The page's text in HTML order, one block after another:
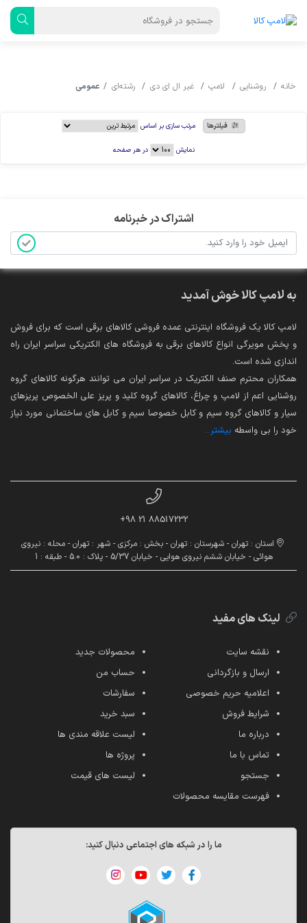
خانه روشنایی لامپ غیر ال ای دی رشته‌ای عمومی
فیلترها مرتب سازی بر اساس
نمایش در هر صفحه
اشتراک در خبرنامه
به لامپ کالا خوش آمدید
لامپ کالا یک فروشگاه اینترنتی عمده فروشی کالاهای برقی است که برای فروش
و پخش مویرگی انواع کالاهای برقی به فروشگاه های الکتریکی سراسر ایران راه
اندازی شده است.
همکاران محترم صنف الکتریک در سراسر ایران می توانند هرگونه کالاهای گروه
روشنایی اعم از لامپ و چراغ، کالاهای گروه کلید و پریز علی الخصوص پریزهای
سیار و کالاهای گروه سیم و کابل خصوصا سیم و کابل های ساختمانی مورد نیاز
خود را بی واسطه بیشتر...
88517232 21 98+
استان : تهران - شهرستان : تهران - بخش : مرکزی - شهر : تهران - محله : نیروی
هوائی - خیابان ششم نیروی هوایی - خیابان 5/37 - پلاک : 5.0 - طبقه : 1
لینک های مفید
نقشه سایت
ارسال و بازگردانی
اعلامیه حریم خصوصی
شرایط فروش
درباره ما
تماس با ما
جستجو
فهرست مقایسه محصولات
محصولات جدید
حساب من
سفارشات
سبد خرید
لیست علاقه مندی ها
پروژه ها
لیست های قیمت
ما را در شبکه های اجتماعی دنبال کنید: